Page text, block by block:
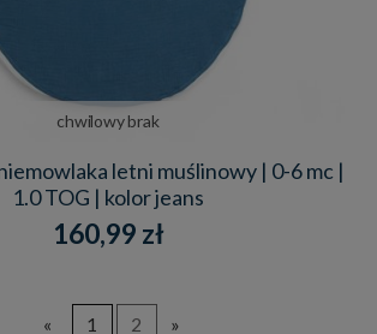
chwilowy brak
letni muślinowy | 0-6 mc |
1.0 TOG | kolor jeans
160,99 zł
« 1 2 »